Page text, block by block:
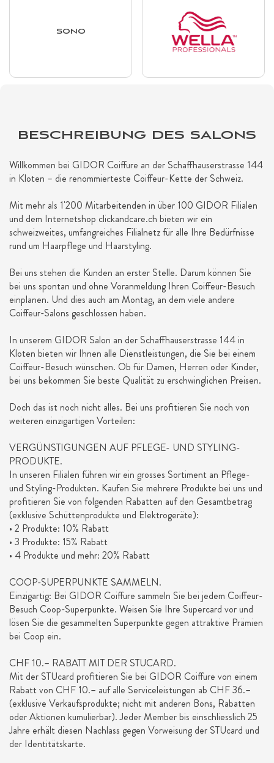
SONO
BESCHREIBUNG DES SALONS
Willkommen bei GIDOR Coiffure an der Schaffhauserstrasse 144
in Kloten – die renommierteste Coiffeur-Kette der Schweiz.
Mit mehr als 1'200 Mitarbeitenden in über 100 GIDOR Filialen
und dem Internetshop clickandcare.ch bieten wir ein
schweizweites, umfangreiches Filialnetz für alle Ihre Bedürfnisse
rund um Haarpflege und Haarstyling.
Bei uns stehen die Kunden an erster Stelle. Darum können Sie
bei uns spontan und ohne Voranmeldung Ihren Coiffeur-Besuch
einplanen. Und dies auch am Montag, an dem viele andere
Coiffeur-Salons geschlossen haben.
In unserem GIDOR Salon an der Schaffhauserstrasse 144 in
Kloten bieten wir Ihnen alle Dienstleistungen, die Sie bei einem
Coiffeur-Besuch wünschen. Ob für Damen, Herren oder Kinder,
bei uns bekommen Sie beste Qualität zu erschwinglichen Preisen.
Doch das ist noch nicht alles. Bei uns profitieren Sie noch von
weiteren einzigartigen Vorteilen:
VERGÜNSTIGUNGEN AUF PFLEGE- UND STYLING-
PRODUKTE.
In unseren Filialen führen wir ein grosses Sortiment an Pflege-
und Styling-Produkten. Kaufen Sie mehrere Produkte bei uns und
profitieren Sie von folgenden Rabatten auf den Gesamtbetrag
(exklusive Schüttenprodukte und Elektrogeräte):
• 2 Produkte: 10% Rabatt
• 3 Produkte: 15% Rabatt
• 4 Produkte und mehr: 20% Rabatt
COOP-SUPERPUNKTE SAMMELN.
Einzigartig: Bei GIDOR Coiffure sammeln Sie bei jedem Coiffeur-
Besuch Coop-Superpunkte. Weisen Sie Ihre Supercard vor und
lösen Sie die gesammelten Superpunkte gegen attraktive Prämien
bei Coop ein.
CHF 10.– RABATT MIT DER STUCARD.
Mit der STUcard profitieren Sie bei GIDOR Coiffure von einem
Rabatt von CHF 10.– auf alle Serviceleistungen ab CHF 36.–
(exklusive Verkaufsprodukte; nicht mit anderen Bons, Rabatten
oder Aktionen kumulierbar). Jeder Member bis einschliesslich 25
Jahre erhält diesen Nachlass gegen Vorweisung der STUcard und
der Identitätskarte.